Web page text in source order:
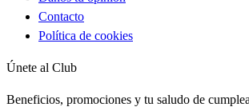
Contacto
Política de cookies
Únete al Club
Beneficios, promociones y tu saludo de